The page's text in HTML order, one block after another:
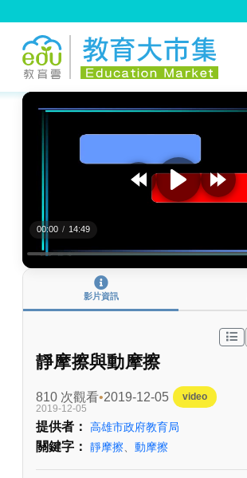
:::
00:00 / 14:49
影片資訊
靜摩擦與動摩擦
810 次觀看 2019-12-05
video
2019-12-05
提供者： 高雄市政府教育局
關鍵字： 靜摩擦 動摩擦